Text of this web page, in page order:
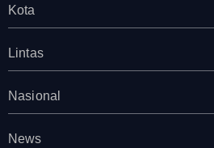
Kota
Lintas
Nasional
News